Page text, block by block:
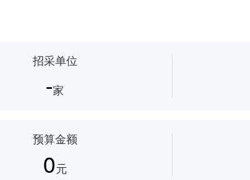
招采单位
-家
预算金额
0元